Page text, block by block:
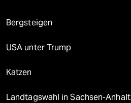
Bergsteigen
USA unter Trump
Katzen
Landtagswahl in Sachsen-Anhalt